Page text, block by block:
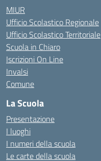
MIUR
Ufficio Scolastico Regionale
Ufficio Scolastico Territoriale
Scuola in Chiaro
Iscrizioni On Line
Invalsi
Comune
La Scuola
Presentazione
I luoghi
I numeri della scuola
Le carte della scuola